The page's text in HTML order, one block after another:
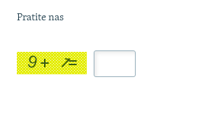
Pratite nas